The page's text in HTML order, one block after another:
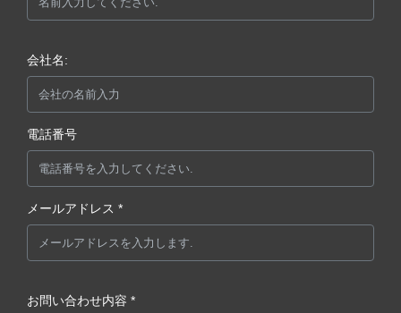
会社名:
電話番号
メールアドレス *
お問い合わせ内容 *